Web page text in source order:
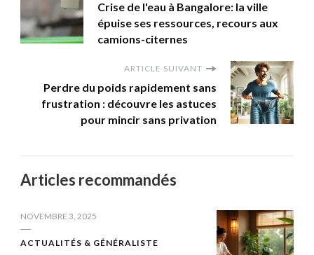
Crise de l'eau à Bangalore: la ville
épuise ses ressources, recours aux
camions-citernes
ARTICLE SUIVANT
Perdre du poids rapidement sans
frustration : découvre les astuces
pour mincir sans privation
Articles recommandés
NOVEMBRE 3, 2025
ACTUALITÉS & GÉNÉRALISTE